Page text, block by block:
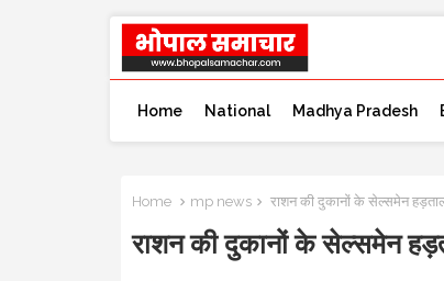
Home National Madhya Pradesh
Home mp news राशन की दुकानों के सेल्समेन
राशन की दुकानों के सेल्समेन